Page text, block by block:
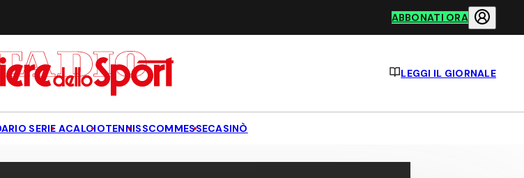
ABBONATI ORA
LEGGI IL GIORNALE
SERIE ACALCIOTENNISSCOMMESSECASINÒ